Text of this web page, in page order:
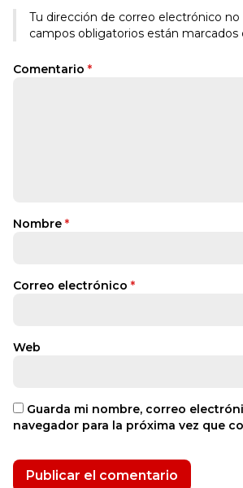
Tu dirección de correo electrónico no
campos obligatorios están marcados
Comentario *
Nombre *
Correo electrónico *
Web
Guarda mi nombre, correo
navegador para la próxima vez que